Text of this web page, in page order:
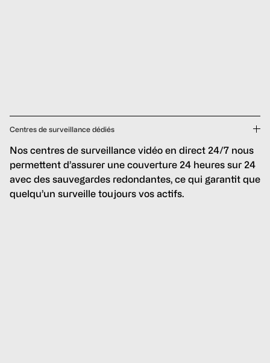
Centres de surveillance dédiés
Nos centres de surveillance vidéo en direct 24/7 nous
permettent d’assurer une couverture 24 heures sur 24
avec des sauvegardes redondantes, ce qui garantit que
quelqu’un surveille toujours vos actifs.